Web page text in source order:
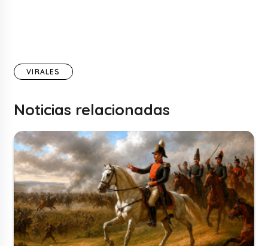
VIRALES
Noticias relacionadas